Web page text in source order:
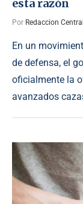
esta razón
Por Redaccion Central
En un
de defensa, el
oficialmente la
avanzados